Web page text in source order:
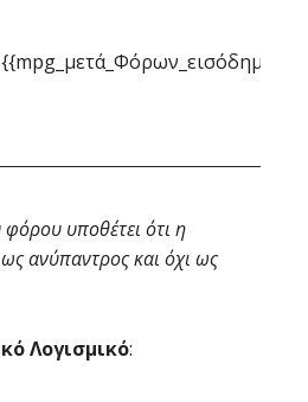
υποθέτει ότι η
ανύπαντρος και όχι ως
Λογισμικό: